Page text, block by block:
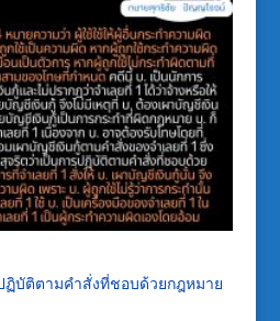
ฏิบัติตามคำสั่งที่ชอบด้วยกฎหมาย